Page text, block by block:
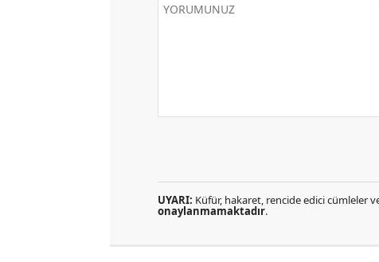
UYARI: Küfür, hakaret, rencide edici cümleler
onaylanmamaktadır.